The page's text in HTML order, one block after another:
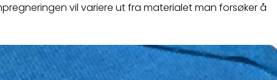
vil variere ut fra materialet man forsøker å